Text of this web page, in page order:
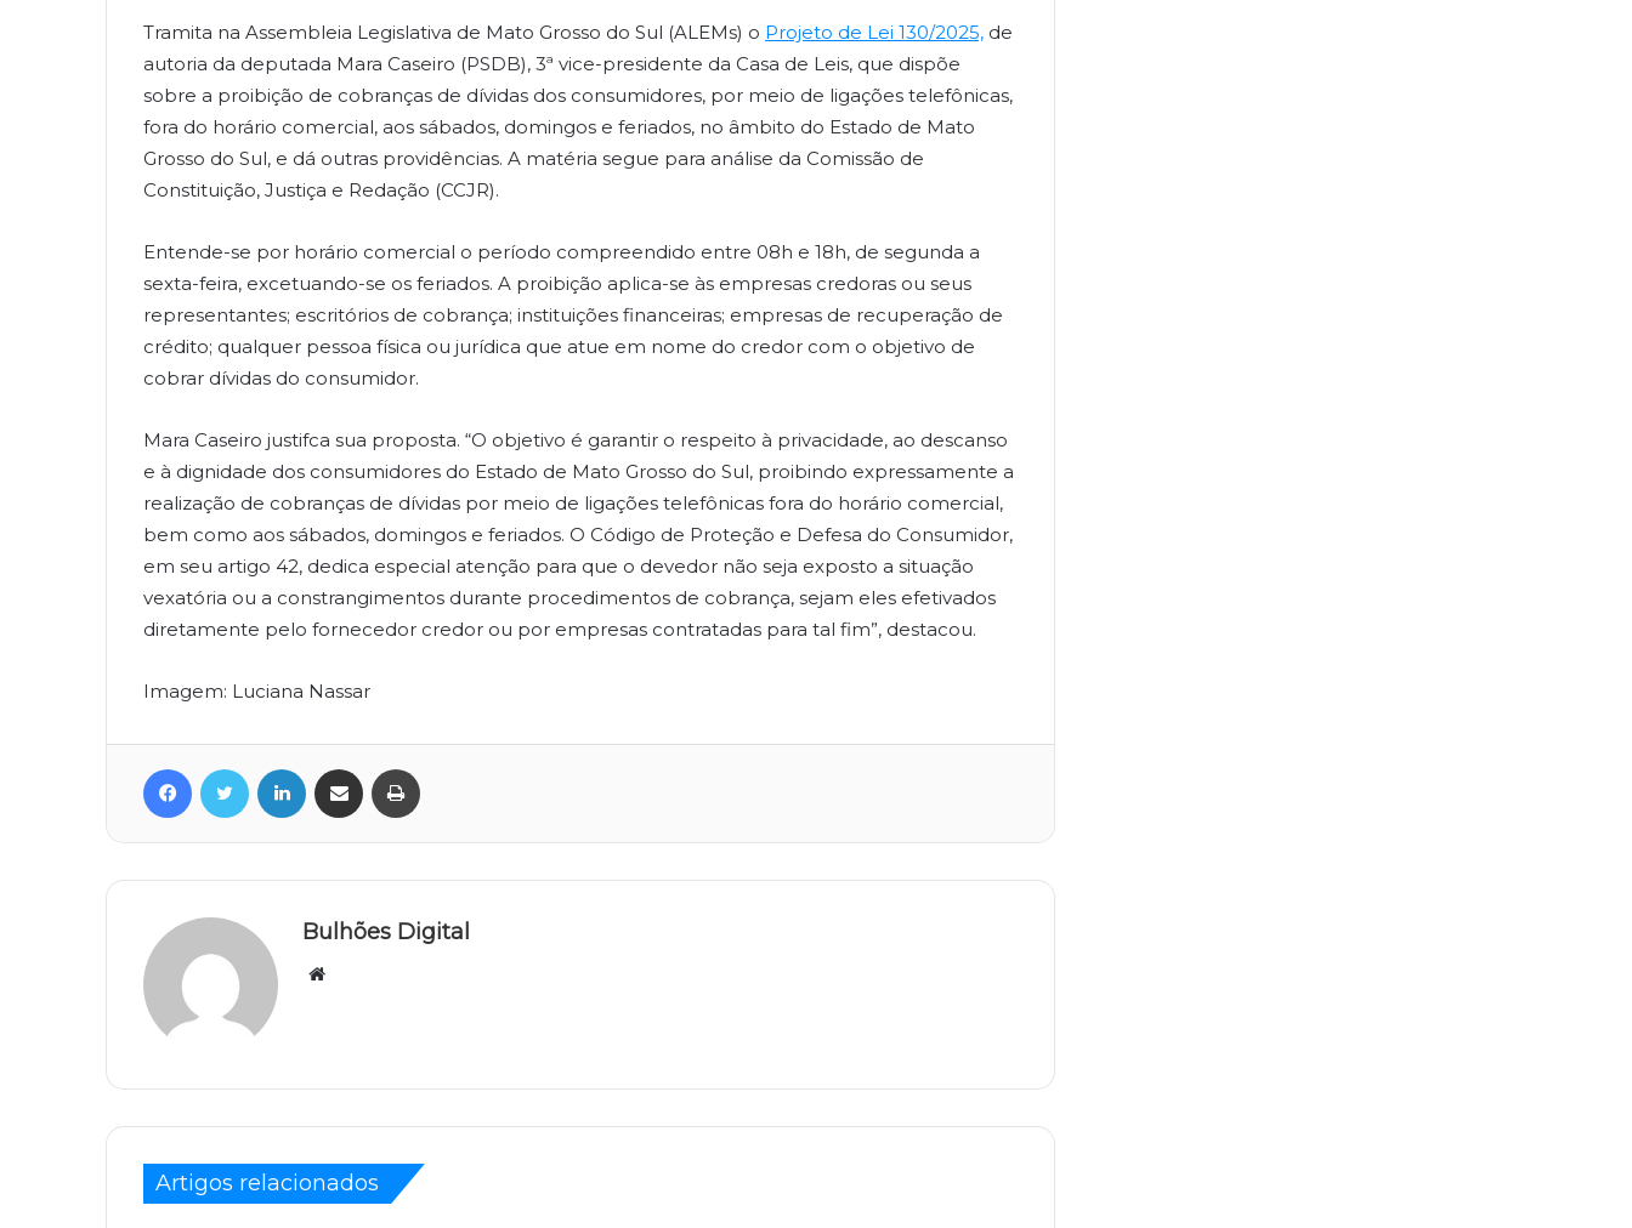
Tramita na Assembleia Legislativa de Mato Grosso do Sul (ALEMs) o Projeto de Lei 130/2025, de
autoria da deputada Mara Caseiro (PSDB), 3ª vice-presidente da Casa de Leis, que dispõe
sobre a proibição de cobranças de dívidas dos consumidores, por meio de ligações telefônicas,
fora do horário comercial, aos sábados, domingos e feriados, no âmbito do Estado de Mato
Grosso do Sul, e dá outras providências. A matéria segue para análise da Comissão de
Constituição, Justiça e Redação (CCJR).
Entende-se por horário comercial o período compreendido entre 08h e 18h, de segunda a
sexta-feira, excetuando-se os feriados. A proibição aplica-se às empresas credoras ou seus
representantes; escritórios de cobrança; instituições financeiras; empresas de recuperação de
crédito; qualquer pessoa física ou jurídica que atue em nome do credor com o objetivo de
cobrar dívidas do consumidor.
Mara Caseiro justifca sua proposta. “O objetivo é garantir o respeito à privacidade, ao descanso
e à dignidade dos consumidores do Estado de Mato Grosso do Sul, proibindo expressamente a
realização de cobranças de dívidas por meio de ligações telefônicas fora do horário comercial,
bem como aos sábados, domingos e feriados. O Código de Proteção e Defesa do Consumidor,
em seu artigo 42, dedica especial atenção para que o devedor não seja exposto a situação
vexatória ou a constrangimentos durante procedimentos de cobrança, sejam eles efetivados
diretamente pelo fornecedor credor ou por empresas contratadas para tal fim”, destacou.
Imagem: Luciana Nassar
FacebookTwitter Linkedin Compartilhar via e-mail
Bulhões Digital
Website
Artigos relacionados